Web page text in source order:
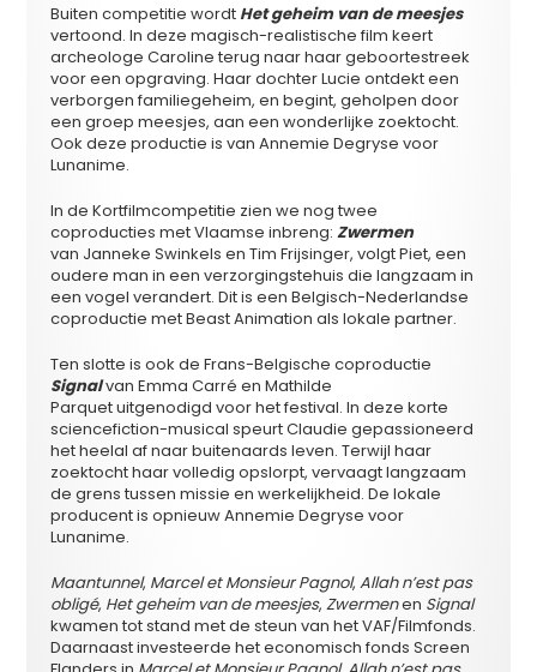
Buiten competitie wordt Het geheim van de meesjes
vertoond. In deze magisch-realistische film keert
archeologe Caroline terug naar haar geboortestreek
voor een opgraving. Haar dochter Lucie ontdekt een
verborgen familiegeheim, en begint, geholpen door
een groep meesjes, aan een wonderlijke zoektocht.
Ook deze productie is van Annemie Degryse voor
Lunanime.
In de Kortfilmcompetitie zien we nog twee
coproducties met Vlaamse inbreng:Zwermen
van Janneke Swinkels en Tim Frijsinger, volgt Piet, een
oudere man in een verzorgingstehuis die langzaam in
een vogel verandert. Dit is een Belgisch-Nederlandse
coproductie met Beast Animation als lokale partner.
Ten slotte is ook de Frans-Belgische coproductie
Signalvan Emma Carré en Mathilde
Parquet uitgenodigd voor het festival. In deze korte
sciencefiction-musical speurt Claudie gepassioneerd
het heelal af naar buitenaards leven. Terwijl haar
zoektocht haar volledig opslorpt, vervaagt langzaam
de grens tussen missie en werkelijkheid. De lokale
producent is opnieuw Annemie Degryse voor
Lunanime.
Maantunnel, Marcel et Monsieur Pagnol,Allah n’est pas
obligé, Het geheim van de meesjes,Zwermenen Signal
kwamen tot stand met de steun van het VAF/Filmfonds.
Daarnaast investeerde het economisch fonds Screen